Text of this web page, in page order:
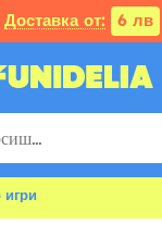
Доставка от: 6 лв